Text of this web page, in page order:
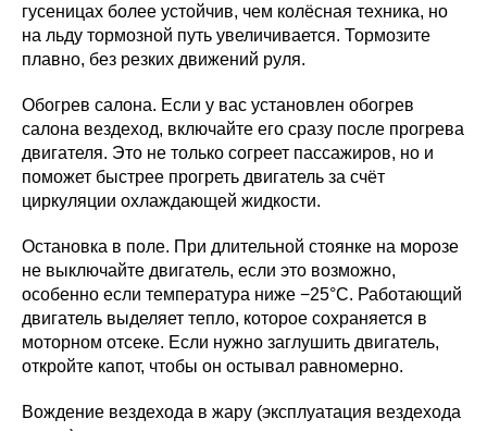
гусеницах более устойчив, чем колёсная техника, но
на льду тормозной путь увеличивается. Тормозите
плавно, без резких движений руля.
Обогрев салона. Если у вас установлен обогрев
салона вездеход, включайте его сразу после прогрева
двигателя. Это не только согреет пассажиров, но и
поможет быстрее прогреть двигатель за счёт
циркуляции охлаждающей жидкости.
Остановка в поле. При длительной стоянке на морозе
не выключайте двигатель, если это возможно,
особенно если температура ниже −25°C. Работающий
двигатель выделяет тепло, которое сохраняется в
моторном отсеке. Если нужно заглушить двигатель,
откройте капот, чтобы он остывал равномерно.
Вождение вездехода в жару (эксплуатация вездехода